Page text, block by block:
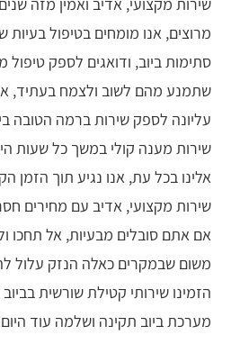
מרוצים, אנו מומחים בטיפול בעיות
סתימות ביוב, ודואגים לספק טיפול
שתמנע מהם לשוב ולצמח בעתיד,
עליונה לספק שירות ברמה הטובה
שירות מענה קולי במשך כל שעות
אלינו בכל עת, אנו נגיע תוך הזמן
שירות מקצועי, אדיב עם מחירים
אם אתם סובלים מבעיות, אל תחכו
משום שבמקרים כאלה הנזק עלול
הזמינו שירותי קטילת שורשית
מערכת ביוב תקינה ושלמה עוד